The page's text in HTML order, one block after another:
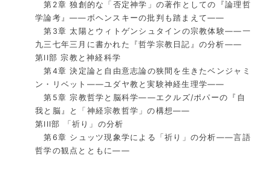
第2章 独創的な「否定神学」の著作としての『論理哲
学論考』――ボヘンスキーの批判も踏まえて――
第3章 太陽とウィトゲンシュタインの宗教体験――一
九三七年三月に書かれた『哲学宗教日記』の分析――
第II部 宗教と神経科学
第4章 決定論と自由意志論の狭間を生きたベンジャミ
ン・リベット――ユダヤ教と実験神経生理学――
第5章 宗教哲学と脳科学――エクルズ/ポパーの『自
我と脳』と「神経宗教哲学」の構想――
第III部 「祈り」の分析
第6章 シュッツ現象学による「祈り」の分析――言語
哲学の観点とともに――